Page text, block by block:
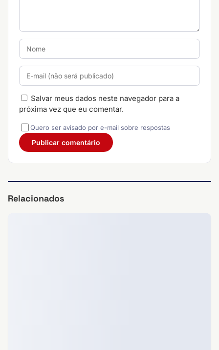
Salvar meus dados neste navegador para a
próxima vez que eu comentar.
Quero ser avisado por e-mail sobre respostas
Relacionados